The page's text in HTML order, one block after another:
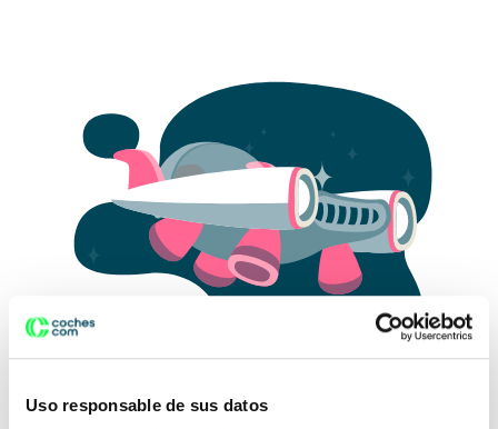
Uso responsable de sus datos